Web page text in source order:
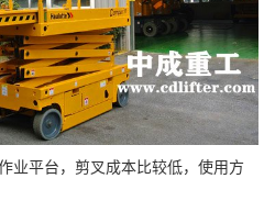
业平台，剪叉成本比较低，使用方